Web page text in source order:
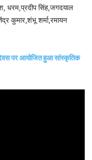
धरम,प्रदीप सिंह,जगदयाल
कुमार,शंभू शर्मा,रमायन
पर आयोजित हुआ सांस्कृतिक